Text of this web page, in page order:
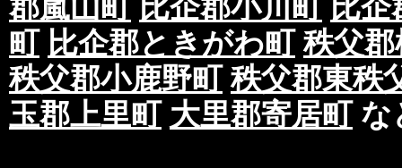
郡嵐山町 比企郡小川町 比
町 比企郡ときがわ町 秩父
秩父郡小鹿野町 秩父郡東秩
玉郡上里町 大里郡寄居町な